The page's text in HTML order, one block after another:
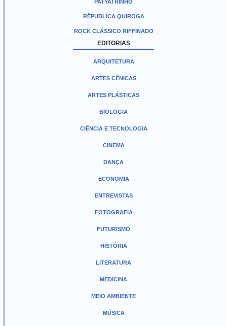
PATYATRINHO
RÊPUBLICA QUIROGA
ROCK CLÁSSICO RIFFINADO
EDITORIAS
ARQUITETURA
ARTES CÊNICAS
ARTES PLÁSTICAS
BIOLOGIA
CIÊNCIA E TECNOLOGIA
CINEMA
DANÇA
ECONOMIA
ENTREVISTAS
FOTOGRAFIA
FUTURISMO
HISTÓRIA
LITERATURA
MEDICINA
MEIO AMBIENTE
MÚSICA